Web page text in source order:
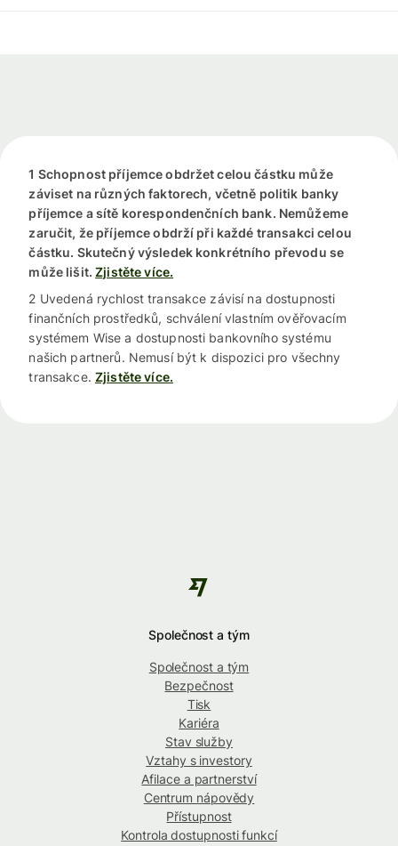
1 Schopnost příjemce obdržet celou částku může
záviset na různých faktorech, včetně politik banky
příjemce a sítě korespondenčních bank. Nemůžeme
zaručit, že příjemce obdrží při každé transakci celou
částku. Skutečný výsledek konkrétního převodu se
může lišit. Zjistěte více.
2 Uvedená rychlost transakce závisí na dostupnosti
finančních prostředků, schválení vlastním ověřovacím
systémem Wise a dostupnosti bankovního systému
našich partnerů. Nemusí být k dispozici pro všechny
transakce. Zjistěte více.
Společnost a tým
Společnost a tým
Bezpečnost
Tisk
Kariéra
Stav služby
Vztahy s investory
Afilace a partnerství
Centrum nápovědy
Přístupnost
Kontrola dostupnosti funkcí